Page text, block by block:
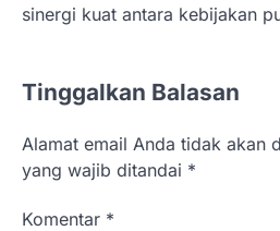
sinergi kuat antara kebijakan
Tinggalkan Balasan
Alamat email Anda tidak akan
yang wajib ditandai *
Komentar *